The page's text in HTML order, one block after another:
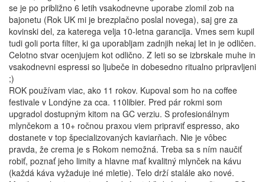
se je po približno 6 letih vsakodnevne uporabe zlomil zob na
bajonetu (Rok UK mi je brezplačno poslal novega), saj gre za
kovinski del, za katerega velja 10-letna garancija. Vmes sem kupil
tudi goli porta filter, ki ga uporabljam zadnjih nekaj let in je odličen.
Celotno stvar ocenjujem kot odlično. Z leti so se izbrskale muhe in
vsakodnevni espressi so ljubeče in dobesedno ritualno pripravljeni
;)
ROK používam viac, ako 11 rokov. Kupoval som ho na coffee
festivale v Londýne za cca. 110libier. Pred pár rokmi som
upgradol dostupným kitom na GC verziu. S profesionálnym
mlynčekom a 10+ ročnou praxou viem pripraviť espresso, ako
dostanete v top špecializovaných kaviarňach. Nie je vôbec
pravda, že crema je s Rokom nemožná. Treba sa s ním naučiť
robiť, poznať jeho limity a hlavne mať kvalitný mlynček na kávu
(každá káva vyžaduje iné mletie). Telo drží stalále ako nové.